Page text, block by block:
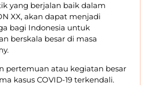
yang berjalan baik dalam
XX, akan dapat menjadi
bagi Indonesia untuk
berskala besar di masa
pertemuan atau kegiatan besar
kasus COVID-19 terkendali.